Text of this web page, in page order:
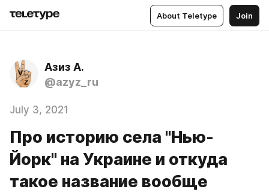
About Teletype Join
Азиз А.
@azyz_ru
July 3, 2021
Про историю села "Нью-
Йорк" на Украине и откуда
такое название вообще